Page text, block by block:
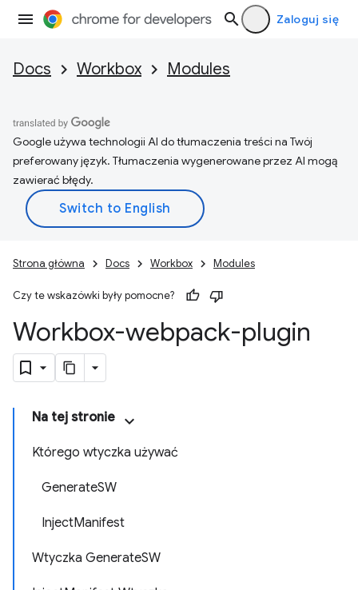
Zaloguj się
Docs Workbox Modules
Google używa technologii AI do tłumaczenia treści na Twój
preferowany język. Tłumaczenia wygenerowane przez AI mogą
zawierać błędy.
Strona główna Docs Workbox Modules
Czy te wskazówki były pomocne?
Workbox-webpack-plugin
Na tej stronie
Którego wtyczka używać
GenerateSW
InjectManifest
Wtyczka GenerateSW